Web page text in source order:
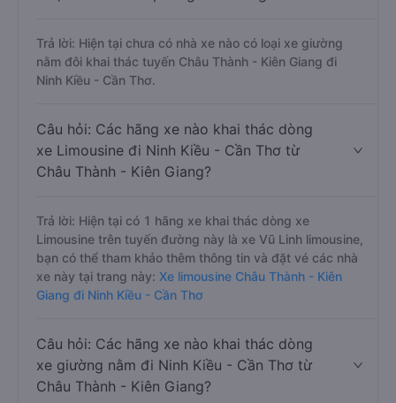
Trả lời: Hiện tại chưa có nhà xe nào có loại xe giường
nằm đôi khai thác tuyến Châu Thành - Kiên Giang đi
Ninh Kiều - Cần Thơ.
Câu hỏi: Các hãng xe nào khai thác dòng
xe Limousine đi Ninh Kiều - Cần Thơ từ
Châu Thành - Kiên Giang?
Trả lời: Hiện tại có 1 hãng xe khai thác dòng xe
Limousine trên tuyến đường này là xe Vũ Linh limousine,
bạn có thể tham khảo thêm thông tin và đặt vé các nhà
xe này tại trang này: Xe limousine Châu Thành - Kiên
Giang đi Ninh Kiều - Cần Thơ
Câu hỏi: Các hãng xe nào khai thác dòng
xe giường nằm đi Ninh Kiều - Cần Thơ từ
Châu Thành - Kiên Giang?